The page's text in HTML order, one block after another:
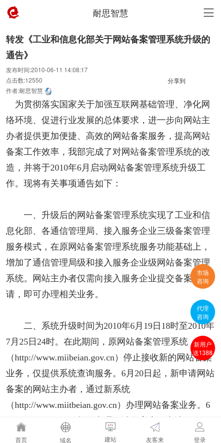
耐思智慧
转发《工业和信息化部关于网站备案管理系统升级的
通告》
发布时间:2010-06-11 14:08:17
点击数:12550
作者:耐思智慧
分享到
为贯彻落实国家关于加强互联网基础管理、净化网
络环境、促进行业发展的总体要求，进一步向网站主
办者提供更加便捷、高效的网站备案服务，提高网站
备案工作效率，我部完成了对网站备案管理系统的改
造，并将于2010年6月启动网站备案管理系统升级工
作。现将有关事项通告如下：
一、升级后的网站备案管理系统实现了工业和信
息化部、各通信管理局、接入服务企业三级备案管理
服务模式，在原网站备案管理系统服务功能基础上，
增加了通信管理局级和接入服务企业级网站备案管理
系统。网站主办者仅需向接入服务企业提交备案申
请，即可办理相关业务。
二、系统升级时间为2010年6月19日18时至2010年
7月25日24时。在此期间，原网站备案管理系统
（http://www.miibeian.gov.cn）停止接收新的网站备案
业务，仅提供系统查询服务。6月20日起，新申请网站
备案的网站主办者，通过新系统
（http://www.miitbeian.gov.cn）办理网站备案业务。6
月20日至7月5日，暂停办理网站备案变更申请。
首页 域名 建站 友客来 登录
市场
咨询
代理
咨询
新用户
送1388